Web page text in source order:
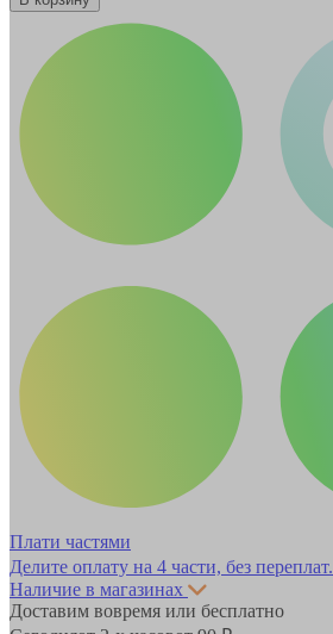
Плати частями
Делите оплату на 4 части, без переплат.
Наличие в магазинах
Доставим вовремя или бесплатно